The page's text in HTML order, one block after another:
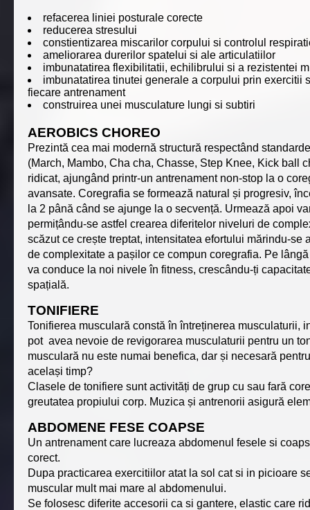
refacerea liniei posturale corecte
reducerea stresului
constientizarea miscarilor corpului si controlul
ameliorarea durerilor spatelui si ale articulatiilor
imbunatatirea flexibilitatii, echilibrului si a rezistentei
imbunatatirea tinutei generale a corpului prin
fiecare antrenament
construirea unei musculature lungi si subtiri
AEROBICS CHOREO
Prezintă cea mai modernă structură respectând
(March, Mambo, Cha cha, Chasse, Step Knee, Kick ball
ridicat, ajungând printr-un antrenament non-stop la o
avansate. Coregrafia se formează natural și progresiv,
la 2 până când se ajunge la o secvență. Urmează apoi
permițându-se astfel crearea diferitelor niveluri de
scăzut ce crește treptat, intensitatea efortului mărindu-
de complexitate a pașilor ce compun coregrafia. Pe
va conduce la noi nivele în fitness, crescându-ți
spațială.
TONIFIERE
Tonifierea musculară constă în întreținerea musculaturii,
pot avea nevoie de revigorarea musculaturii pentru un
musculară nu este numai benefica, dar și necesară
același timp?
Clasele de tonifiere sunt activități de grup cu sau fară
greutatea propiului corp. Muzica și antrenorii asigură
ABDOMENE FESE COAPSE
Un antrenament care lucreaza abdomenul fesele si
corect.
Dupa practicarea exercitiilor atat la sol cat si in picioare
muscular mult mai mare al abdomenului.
Se folosesc diferite accesorii ca si gantere, elastic care